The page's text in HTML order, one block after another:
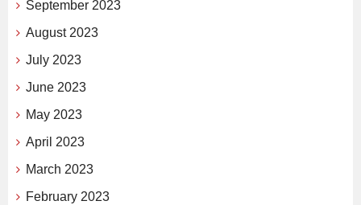
September 2023
August 2023
July 2023
June 2023
May 2023
April 2023
March 2023
February 2023